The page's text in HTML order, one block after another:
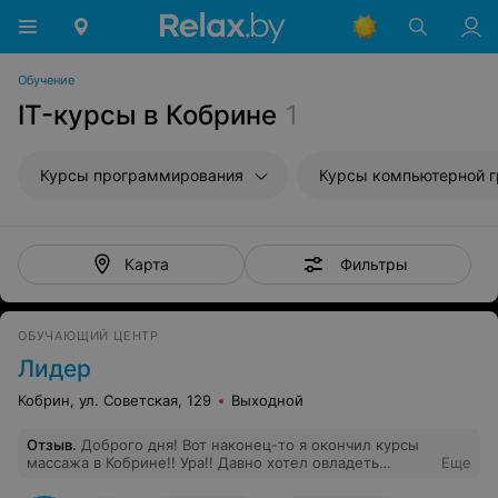
Обучение
IT-курсы в Кобрине 1
Курсы программирования Курсы компьютерной
Карта Фильтры
ОБУЧАЮЩИЙ ЦЕНТР
Лидер
Кобрин, ул. Советская, 129 Выходной
Отзыв. Доброго дня! Вот наконец-то я окончил курсы
массажа в Кобрине!! Ура!! Давно хотел овладеть
Еще